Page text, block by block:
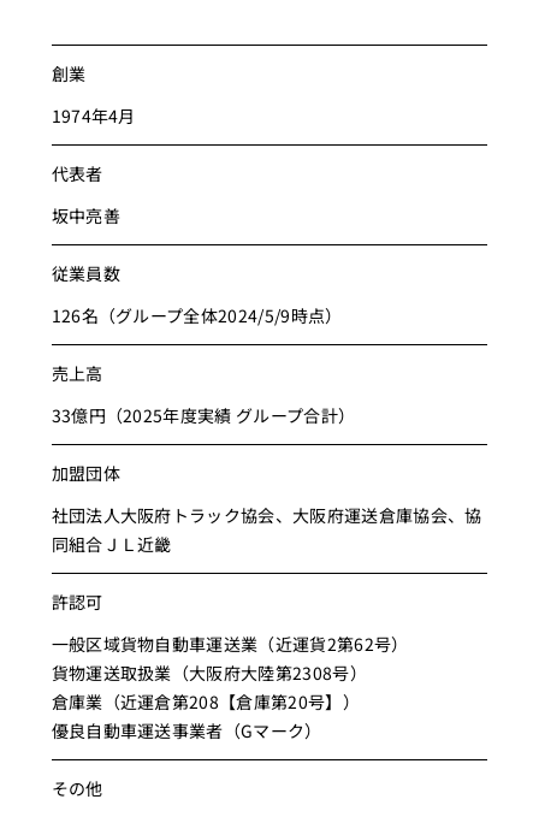
創業
1974年4月
代表者
坂中亮善
従業員数
126名（グループ全体2024/5/9時点）
売上高
33億円（2025年度実績 グループ合計）
加盟団体
社団法人大阪府トラック協会、大阪府運送倉庫協会、協
同組合ＪＬ近畿
許認可
一般区域貨物自動車運送業（近運貨2第62号）
貨物運送取扱業（大阪府大陸第2308号）
倉庫業（近運倉第208【倉庫第20号】）
優良自動車運送事業者（Gマーク）
その他